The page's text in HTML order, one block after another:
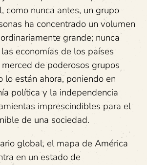
como nunca antes, un grupo
ha concentrado un volumen
grande; nunca
economías de los países
de poderosos grupos
lo están ahora, poniendo en
política y la independencia
imprescindibles para el
de una sociedad.
global, el mapa de América
en un estado de